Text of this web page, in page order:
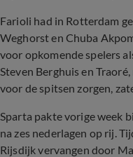
Farioli had in Rotterdam
Weghorst en Chuba
voor opkomende spelers
Steven Berghuis en
voor de spitsen zorgen,
Sparta pakte vorige week
na zes nederlagen op rij.
Rijsdijk vervangen door